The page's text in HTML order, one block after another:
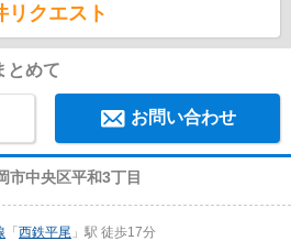
リクエスト
とめて
お問い合わせ
市中央区平和3丁目
「 西鉄平尾 」駅 徒歩17分